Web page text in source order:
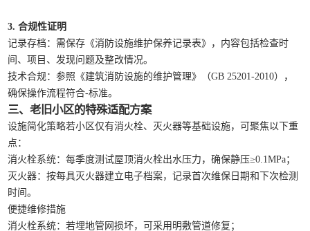
3. 合规性证明
记录存档：需保存《消防设施维护保养记录表》，内容包括检查时
间、项目、发现问题及整改情况。
技术合规：参照《建筑消防设施的维护管理》（GB 25201-2010），
确保操作流程符合-标准。
三、老旧小区的特殊适配方案
设施简化策略若小区仅有消火栓、灭火器等基础设施，可聚焦以下重
点：
消火栓系统：每季度测试屋顶消火栓出水压力，确保静压≥0.1MPa；
灭火器：按每具灭火器建立电子档案，记录首次维保日期和下次检测
时间。
便捷维修措施
消火栓系统：若埋地管网损坏，可采用明敷管道修复；